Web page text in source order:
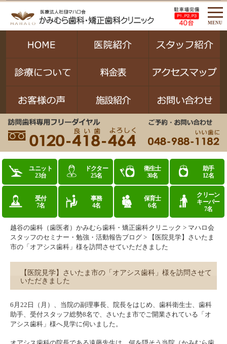
MENU
ユニット
23台
ドクター
25名
衛生士
30名
助手
12名
受付
7名
事務
4名
保育士
6名
クリーン
キーパー
7名
越谷の歯科（歯医者）かみむら歯科・矯正歯科クリニック > マハロ会
スタッフのセミナー・勉強・活動報告ブログ >
【医院見学】さいたま
市の「オアシス歯科」様を訪問させていただきました
【医院見学】さいたま市の「オアシス歯科」様を訪問させて
いただきました
6月22日（月）、当院の副理事長、院長をはじめ、歯科衛生士、歯科
助手、受付スタッフ総勢8名で、さいたま市でご開業されている「オ
アシス歯科」様へ見学に伺いました。